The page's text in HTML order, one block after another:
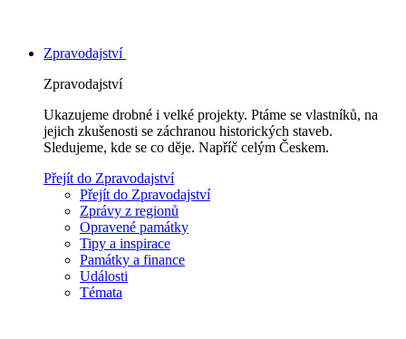
Zpravodajství
Zpravodajství
Ukazujeme drobné i velké projekty. Ptáme se vlastníků, na
jejich zkušenosti se záchranou historických staveb.
Sledujeme, kde se co děje. Napříč celým Českem.
Přejít do Zpravodajství
Přejít do Zpravodajství
Zprávy z regionů
Opravené památky
Tipy a inspirace
Památky a finance
Události
Témata